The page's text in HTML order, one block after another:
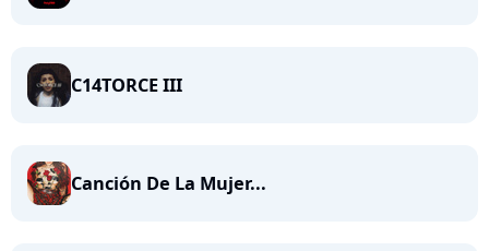
C14TORCE III
Canción De La Mujer...